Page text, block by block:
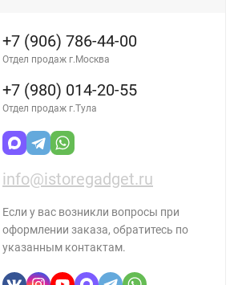
+7 (906) 786-44-00
Отдел продаж г.Москва
+7 (980) 014-20-55
Отдел продаж г.Тула
info@istoregadget.ru
Если у вас возникли вопросы при
оформлении заказа, обратитесь по
указанным контактам.